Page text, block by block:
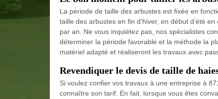
La période de taille des arbustes est fixée en
taille des arbustes en fin d’hiver, en début d’été
par an. Ne vous inquiétez pas, nos spécialistes
déterminer la période favorable et la méthode la
matériel adapté et réaliseront les travaux avec
Revendiquer le devis de taille de
Si voulez confier vos travaux à une entreprise à
connaître son tarif. En fait, lorsque vous êtes